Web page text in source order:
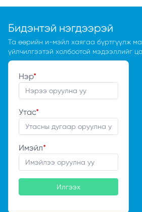
Бидэнтэй нэгдээрэй
Та өөрийн и-мэйл хаягаа бүртгүүлж
үйлчилгээтэй холбоотой мэдээллийг
Нэр*
Утас*
Имэйл*
Илгээх